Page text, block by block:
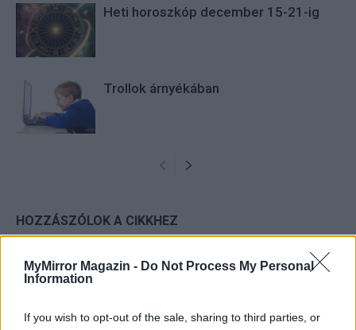
MyMirror Magazin - Do Not Process My Personal
Information
If you wish to opt-out of the sale, sharing to third parties, or
Heti horoszkóp december 15-21-ig
Trollok árnyékában
HOZZÁSZÓLOK A CIKKHEZ